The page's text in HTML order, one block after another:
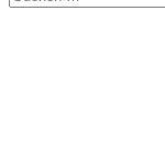
nach: